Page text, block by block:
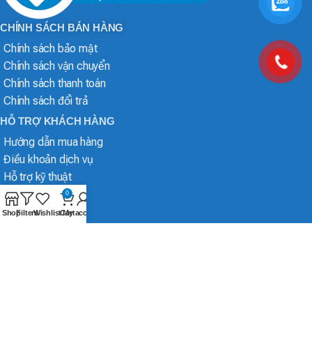
CHÍNH SÁCH BÁN HÀNG
Chính sách bảo mật
Chính sách vận chuyển
Chính sách thanh toán
Chính sách đổi trả
HỖ TRỢ KHÁCH HÀNG
Hướng dẫn mua hàng
Điều khoản dịch vụ
Hỗ trợ kỹ thuật
ShopFiltersWishlist
0
Cart
My account